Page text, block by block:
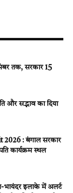
तक, सरकार 15
और सद्भाव का दिया
: बंगाल सरकार
कार्यक्रम स्थल
इलाके में अलर्ट